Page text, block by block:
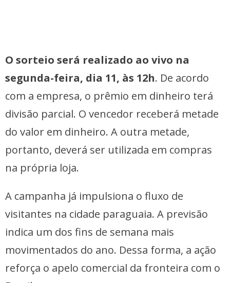
O sorteio será realizado ao vivo na
segunda-feira, dia 11, às 12h. De acordo
com a empresa, o prêmio em dinheiro terá
divisão parcial. O vencedor receberá metade
do valor em dinheiro. A outra metade,
portanto, deverá ser utilizada em compras
na própria loja.
A campanha já impulsiona o fluxo de
visitantes na cidade paraguaia. A previsão
indica um dos fins de semana mais
movimentados do ano. Dessa forma, a ação
reforça o apelo comercial da fronteira com o